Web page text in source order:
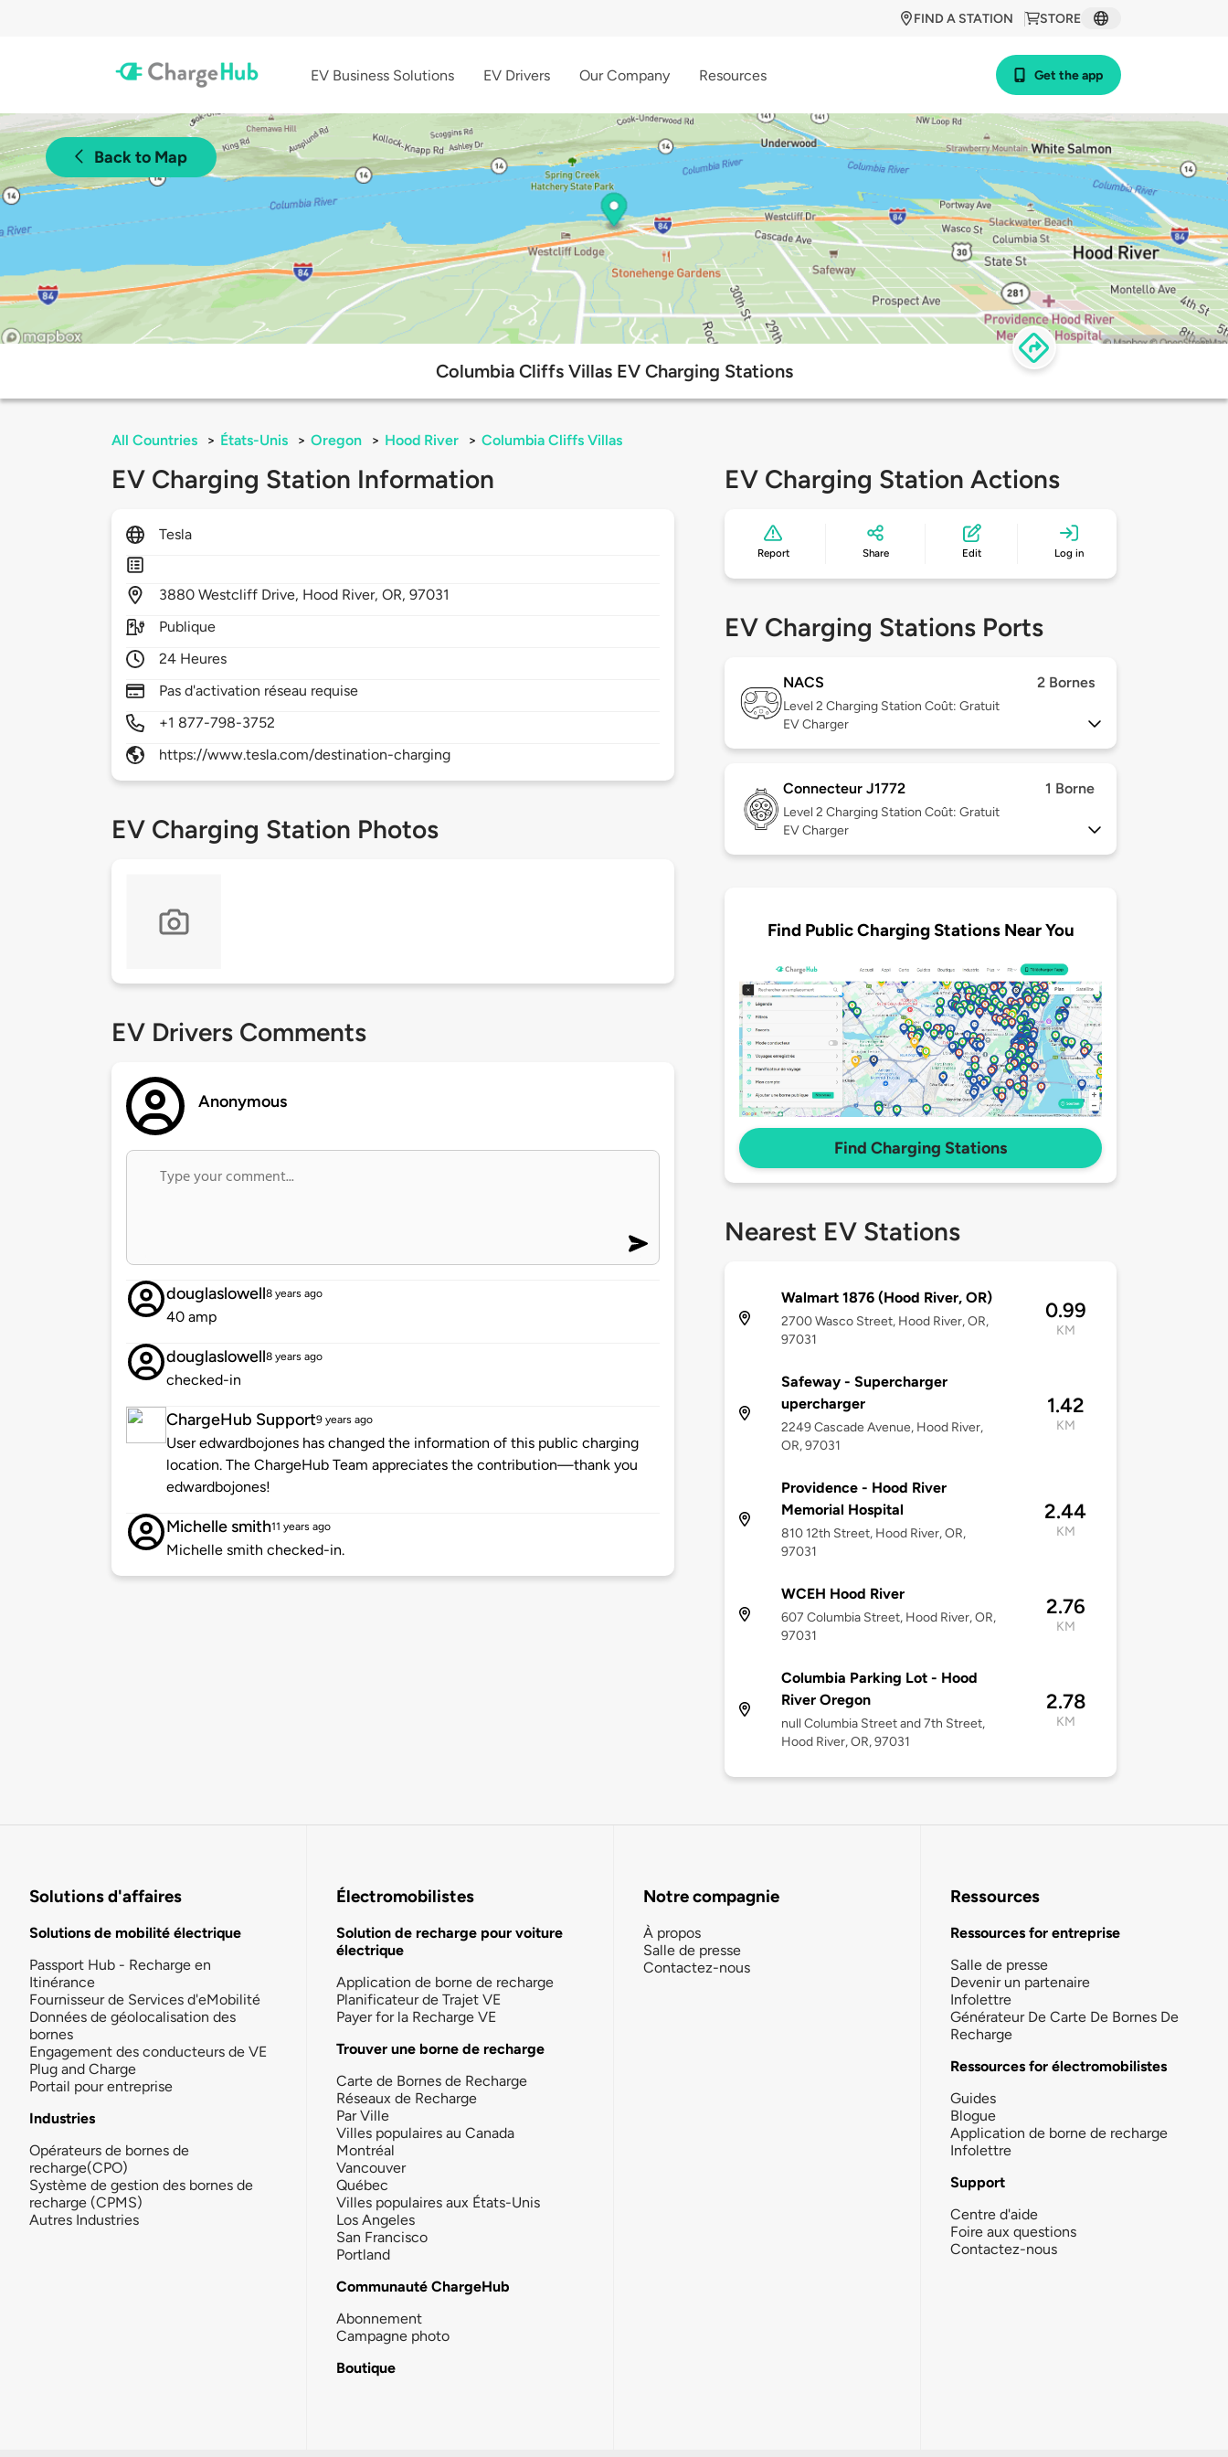
STORE
FIND A STATION
EV Business Solutions EV Drivers Our Company Resources Get the app
Back to Map
Columbia Cliffs Villas EV Charging Stations
All Countries > États-Unis > Oregon > Hood River > Columbia Cliffs Villas
EV Charging Station Information
Tesla
3880Westcliff Drive, Hood River,OR,97031
Publique
24 Heures
Pas d'activation réseau requise
+1 877-798-3752
https://www.tesla.com/destination-charging
EV Charging Station Photos
EV Drivers Comments
Anonymous
douglaslowell8 years ago
40 amp
douglaslowell8 years ago
checked-in
ChargeHub Support9 years ago
User edwardbojones has changed the information of this public charging
location. The ChargeHub Team appreciates the contribution—thank you
edwardbojones!
Michelle smith11 years ago
Michelle smith checked-in.
EV Charging Station Actions
Report Share Edit Log in
EV Charging Stations Ports
NACS 2 Bornes
Level 2 Charging Station Coût: Gratuit
EV Charger
Connecteur J1772 1 Borne
Level 2 Charging Station Coût: Gratuit
EV Charger
Find Public Charging Stations Near You
Find Charging Stations
Nearest EV Stations
Walmart 1876 (Hood River, OR)
2700 Wasco Street, Hood River, OR,
97031
0.99
KM
Safeway - Supercharger
upercharger
2249 Cascade Avenue, Hood River,
OR, 97031
1.42
KM
Providence - Hood River
Memorial Hospital
810 12th Street, Hood River, OR,
97031
2.44
KM
WCEH Hood River
607 Columbia Street, Hood River, OR,
97031
2.76
KM
Columbia Parking Lot - Hood
River Oregon
null Columbia Street and 7th Street,
Hood River, OR, 97031
2.78
KM
Solutions d'affaires
Solutions de mobilité électrique
Passport Hub - Recharge en
Itinérance
Fournisseur de Services d'eMobilité
Données de géolocalisation des
bornes
Engagement des conducteurs de VE
Plug and Charge
Portail pour entreprise
Industries
Opérateurs de bornes de
recharge(CPO)
Système de gestion des bornes de
recharge (CPMS)
Autres Industries
Électromobilistes
Solution de recharge pour voiture
électrique
Application de borne de recharge
Planificateur de Trajet VE
Payer for la Recharge VE
Trouver une borne de recharge
Carte de Bornes de Recharge
Réseaux de Recharge
Par Ville
Villes populaires au Canada
Montréal
Vancouver
Québec
Villes populaires aux États-Unis
Los Angeles
San Francisco
Portland
Communauté ChargeHub
Abonnement
Campagne photo
Boutique
Notre compagnie
À propos
Salle de presse
Contactez-nous
Ressources
Ressources for entreprise
Salle de presse
Devenir un partenaire
Infolettre
Générateur De Carte De Bornes De
Recharge
Ressources for électromobilistes
Guides
Blogue
Application de borne de recharge
Infolettre
Support
Centre d'aide
Foire aux questions
Contactez-nous